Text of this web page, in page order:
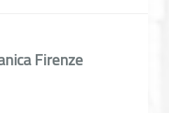
Firenze